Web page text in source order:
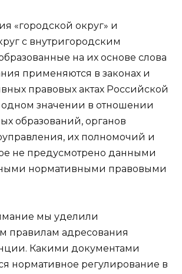
«городской округ» и
с внутригородским
на их основе слова
применяются в законах и
правовых актах Российской
значении в отношении
образований, органов
их полномочий и
не предусмотрено данными
нормативными правовыми
мы уделили
правилам адресования
Какими документами
нормативное регулирование в